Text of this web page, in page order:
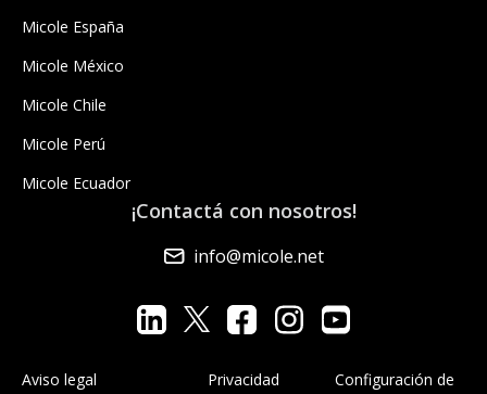
Micole España
Micole México
Micole Chile
Micole Perú
Micole Ecuador
¡Contactá con nosotros!
info@micole.net
Aviso legal Privacidad
Configuración de